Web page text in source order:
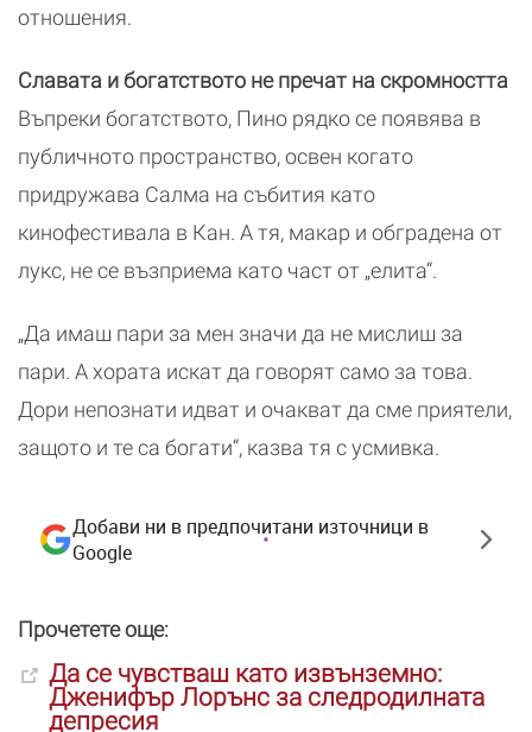
отношения.
Славата и богатството не пречат на скромността
Въпреки богатството, Пино рядко се появява в
публичното пространство, освен когато
придружава Салма на събития като
кинофестивала в Кан. А тя, макар и обградена от
лукс, не се възприема като част от „елита“.
„Да имаш пари за мен значи да не мислиш за
пари. А хората искат да говорят само за това.
Дори непознати идват и очакват да сме приятели,
защото и те са богати“, казва тя с усмивка.
Добави ни в предпочитани източници в
Google
Прочетете още:
Да се чувстваш като извънземно:
Дженифър Лорънс за следродилната
депресия